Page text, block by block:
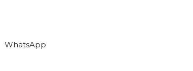
WhatsApp